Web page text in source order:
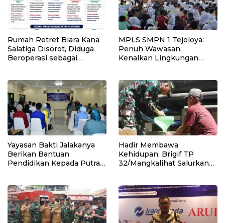
Rumah Retret Biara Kana
Salatiga Disorot, Diduga
Beroperasi sebagai
MPLS SMPN 1 Tejoloya:
Penuh Wawasan,
Kenalkan Lingkungan
Yayasan Bakti Jalakanya
Berikan Bantuan
Pendidikan Kepada Putra-
Hadir Membawa
Kehidupan, Brigif TP
32/Mangkalihat Salurkan